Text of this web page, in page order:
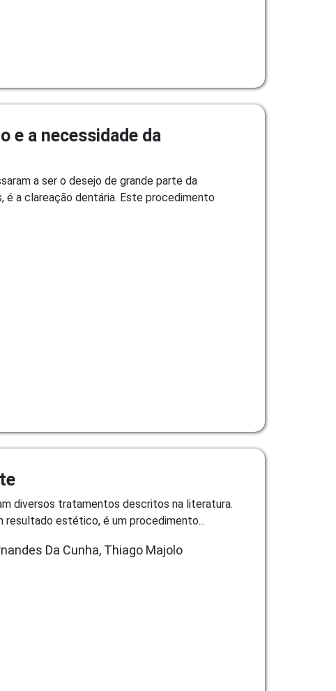
e a necessidade da
a ser o desejo de grande parte da
é a clareação dentária. Este procedimento
diversos tratamentos descritos na literatura.
resultado estético, é um procedimento...
Da Cunha, Thiago Majolo